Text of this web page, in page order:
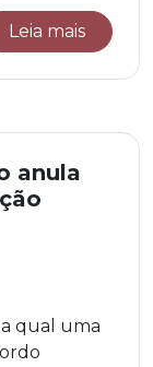
Leia mais
anula
qual uma